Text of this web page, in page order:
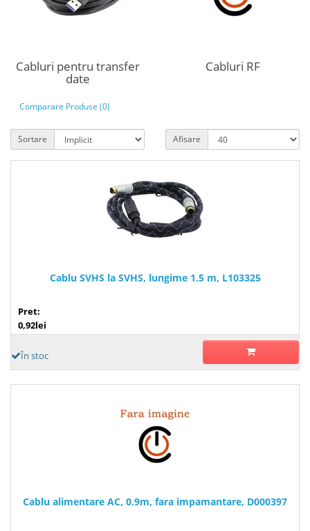
Cabluri pentru transfer
date
Cabluri RF
Comparare Produse (0)
Sortare Afisare
Cablu SVHS la SVHS, lungime 1.5 m, L103325
Pret:
0,92lei
În stoc
Cablu alimentare AC, 0.9m, fara impamantare, D000397